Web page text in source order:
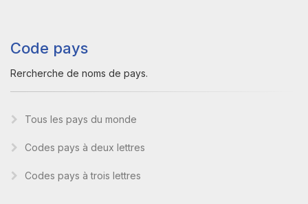
Code pays
Rercherche de noms de pays.
Tous les pays du monde
Codes pays à deux lettres
Codes pays à trois lettres